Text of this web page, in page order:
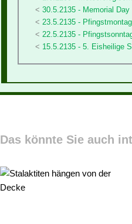
30.5.2135 - Memorial Day
23.5.2135 - Pfingstmontag
22.5.2135 -
15.5.2135 - 5. Eisheilige
Das könnte Sie auch